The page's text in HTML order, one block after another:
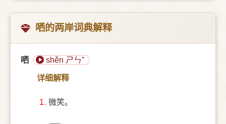
哂的两岸词典解释
哂 shěn ㄕㄣˇ
详细解释
1. 微笑。